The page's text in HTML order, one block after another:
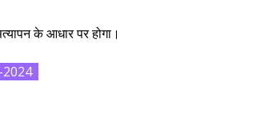
के आधार पर होगा।